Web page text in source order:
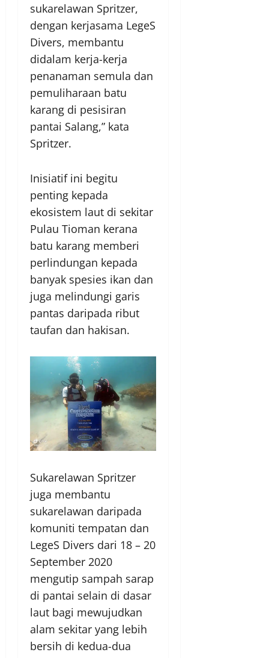
sukarelawan Spritzer,
dengan kerjasama LegeS
Divers, membantu
didalam kerja-kerja
penanaman semula dan
pemuliharaan batu
karang di pesisiran
pantai Salang,” kata
Spritzer.
Inisiatif ini begitu
penting kepada
ekosistem laut di sekitar
Pulau Tioman kerana
batu karang memberi
perlindungan kepada
banyak spesies ikan dan
juga melindungi garis
pantas daripada ribut
taufan dan hakisan.
Sukarelawan Spritzer
juga membantu
sukarelawan daripada
komuniti tempatan dan
LegeS Divers dari 18 – 20
September 2020
mengutip sampah sarap
di pantai selain di dasar
laut bagi mewujudkan
alam sekitar yang lebih
bersih di kedua-dua